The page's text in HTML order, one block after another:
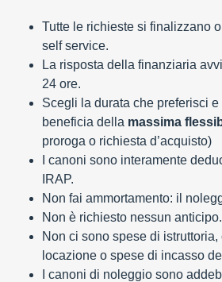
Tutte le richieste si finalizzano
self service.
La risposta della finanziaria
24 ore.
Scegli la durata che preferisci e
beneficia della massima
proroga o richiesta d’acquisto)
I canoni sono interamente
IRAP.
Non fai ammortamento: il
Non è richiesto nessun anticipo.
Non ci sono spese di istruttoria,
locazione o spese di incasso
I canoni di noleggio sono